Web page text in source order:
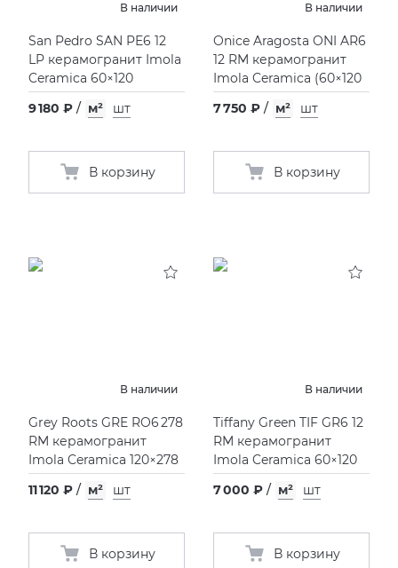
В наличии
San Pedro SAN PE6 12
LP керамогранит Imola
Ceramica 60×120
9 180 ₽ / м² шт
В корзину
В наличии
Onice Aragosta ONI AR6
12 RM керамогранит
Imola Ceramica (60×120
7 750 ₽ / м² шт
В корзину
В наличии
Grey Roots GRE RO6 278
RM керамогранит
Imola Ceramica 120×278
11 120 ₽ / м² шт
В корзину
В наличии
Tiffany Green TIF GR6 12
RM керамогранит
Imola Ceramica 60×120
7 000 ₽ / м² шт
В корзину